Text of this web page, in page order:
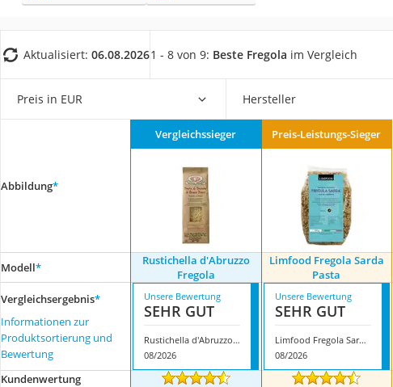
Trüffelöl
Erythrit
Müsli ohne Zuckerzusatz
Service
Aktualisiert: 06.08.20261 - 8 von 9: Beste Fregola im Vergleich
Preis in EUR Hersteller
Abbildung*
Vergleichssieger Preis-Leistungs-Sieger
Modell*
Rustichella d'Abruzzo
Fregola
Limfood Fregola Sarda
Pasta
Vergleichsergebnis*
Informationen zur
Produktsortierung und
Bewertung
Unsere Bewertung
SEHR GUT
Rustichella d'Abruzzo Fregola
08/2026
Unsere Bewertung
SEHR GUT
Limfood Fregola Sarda Pasta
08/2026
Kundenwertung